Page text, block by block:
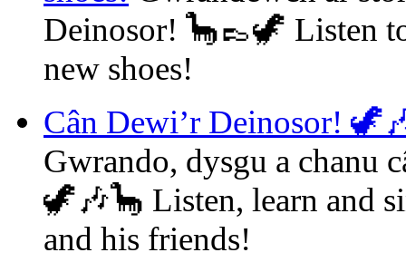
Deinosor! 🦕👞🦖 Listen
new shoes!
Cân Dewi’r Deinosor!
Gwrando, dysgu a chanu
🦖🎶🦕 Listen, learn and
and his friends!